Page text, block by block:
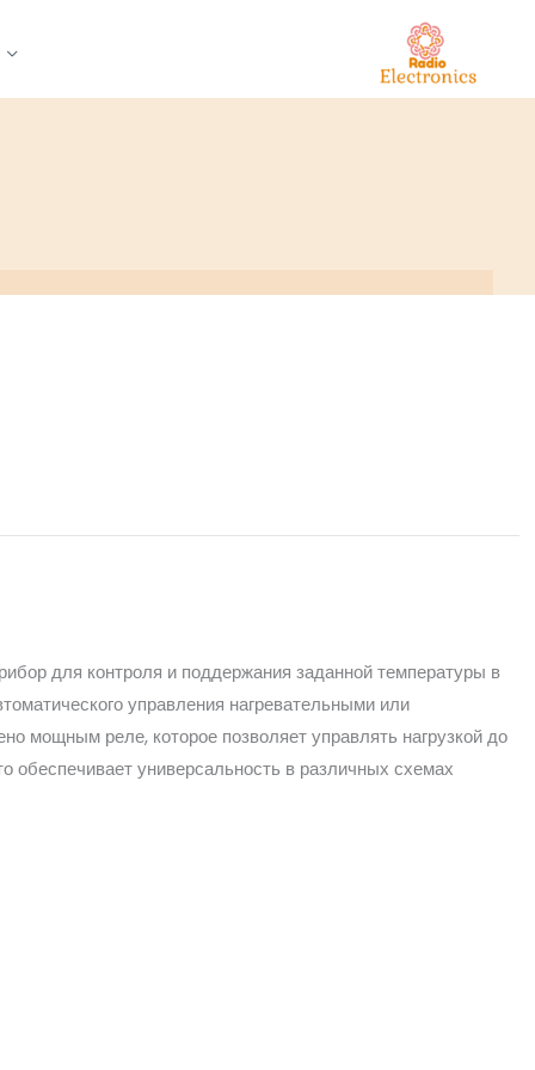
для контроля и поддержания заданной температуры в
управления нагревательными или
мощным реле, которое позволяет управлять нагрузкой до
обеспечивает универсальность в различных схемах